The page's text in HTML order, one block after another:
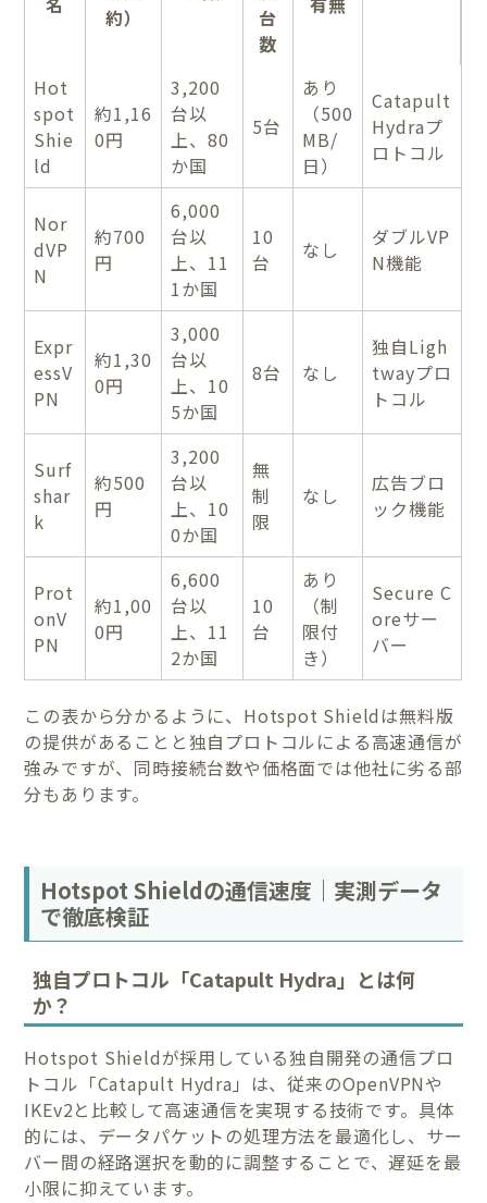
約）
台
数
Hot
spot
Shie
ld
約1,16
0円
3,200
台以
上、80
か国
5台
あり
（500
MB/
日）
Catapult
Hydraプ
ロトコル
Nor
dVP
N
約700
円
6,000
台以
上、11
1か国
10
台
なし
ダブルVP
N機能
Expr
essV
PN
約1,30
0円
3,000
台以
上、10
5か国
8台 なし
独自Ligh
twayプロ
トコル
Surf
shar
k
約500
円
3,200
台以
上、10
0か国
無
制
限
なし
広告ブロ
ック機能
Prot
onV
PN
約1,00
0円
6,600
台以
上、11
2か国
10
台
あり
（制
限付
き）
Secure C
oreサー
バー
この表から分かるように、Hotspot Shieldは無料版
の提供があることと独自プロトコルによる高速通信が
強みですが、同時接続台数や価格面では他社に劣る部
分もあります。
Hotspot Shieldの通信速度｜実測データ
で徹底検証
独自プロトコル「Catapult Hydra」とは何
か？
Hotspot Shieldが採用している独自開発の通信プロ
トコル「Catapult Hydra」は、従来のOpenVPNや
IKEv2と比較して高速通信を実現する技術です。具体
的には、データパケットの処理方法を最適化し、サー
バー間の経路選択を動的に調整することで、遅延を最
小限に抑えています。